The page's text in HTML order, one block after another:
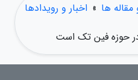
مقاله ها » اخبار و رویدادها
حوزه فین تک است